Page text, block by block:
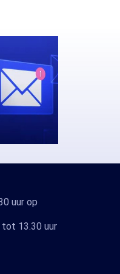
uur op
tot 13.30 uur